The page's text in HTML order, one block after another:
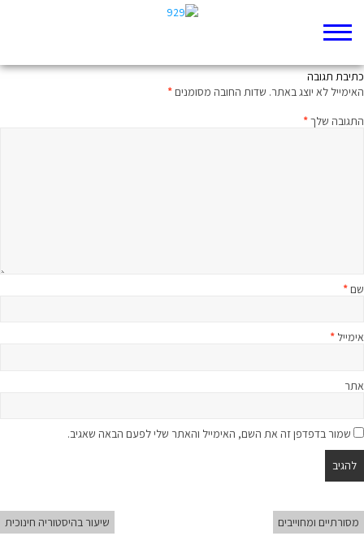
כתיבת תגובה
האימייל לא יוצג באתר. שדות החובה מסומנים*
התגובה שלך*
שם*
אימייל *
אתר
שמור בדפדפן זה את השם, האימייל והאתר שלי לפעם הבאה שאגיב.
מסורתיים ומחוייבים שיעור בהיסטוריה חינוכית